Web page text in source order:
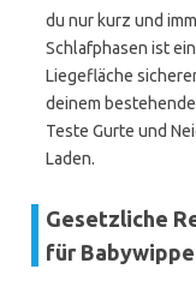
du nur kurz und
Schlafphasen ist
Liegefläche
deinem
Teste Gurte und
Laden.
Gesetzliche
für